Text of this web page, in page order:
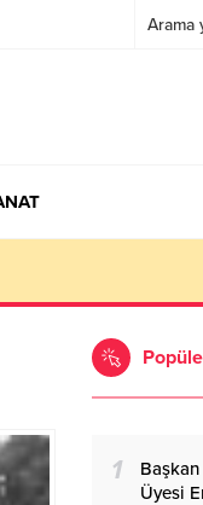
1
Başkan
Üyesi